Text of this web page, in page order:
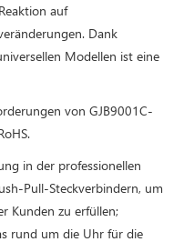
auf
Dank
Modellen ist eine
von GJB9001C-
in der professionellen
Pull-Steckverbindern, um
Kunden zu erfüllen;
rund um die Uhr für die